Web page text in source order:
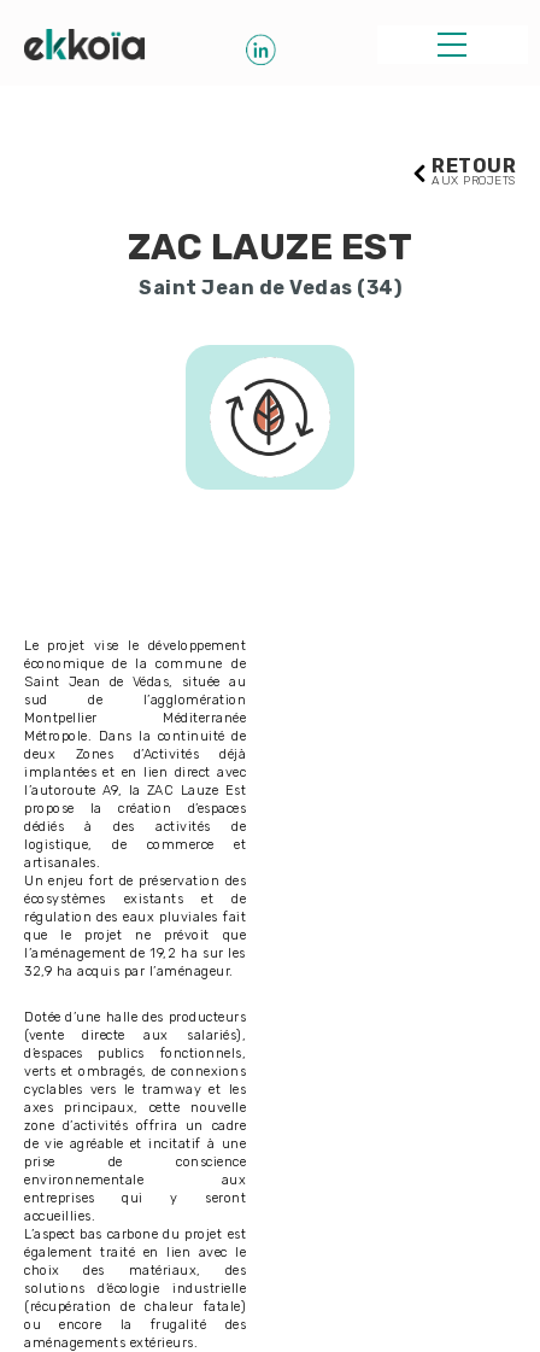
RETOUR
AUX PROJETS
ZAC LAUZE EST
Saint Jean de Vedas (34)
Le projet vise le développement
économique de la commune de
Saint Jean de Védas, située au
sud de l’agglomération
Montpellier Méditerranée
Métropole. Dans la continuité de
deux Zones d’Activités déjà
implantées et en lien direct avec
l’autoroute A9, la ZAC Lauze Est
propose la création d’espaces
dédiés à des activités de
logistique, de commerce et
artisanales.
Un enjeu fort de préservation des
écosystèmes existants et de
régulation des eaux pluviales fait
que le projet ne prévoit que
l’aménagement de 19,2 ha sur les
32,9 ha acquis par l’aménageur.
Dotée d’une halle des producteurs
(vente directe aux salariés),
d’espaces publics fonctionnels,
verts et ombragés, de connexions
cyclables vers le tramway et les
axes principaux, cette nouvelle
zone d’activités offrira un cadre
de vie agréable et incitatif à une
prise de conscience
environnementale aux
entreprises qui y seront
accueillies.
L’aspect bas carbone du projet est
également traité en lien avec le
choix des matériaux, des
solutions d’écologie industrielle
(récupération de chaleur fatale)
ou encore la frugalité des
aménagements extérieurs.